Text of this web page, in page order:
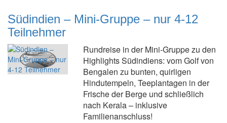
Südindien – Mini-Gruppe – nur 4-12
Teilnehmer
Rundreise in der Mini-Gruppe zu den
Highlights Südindiens: vom Golf von
Bengalen zu bunten, quirligen
Hindutempeln, Teeplantagen in der
Frische der Berge und schließlich
nach Kerala – inklusive
Familienanschluss!